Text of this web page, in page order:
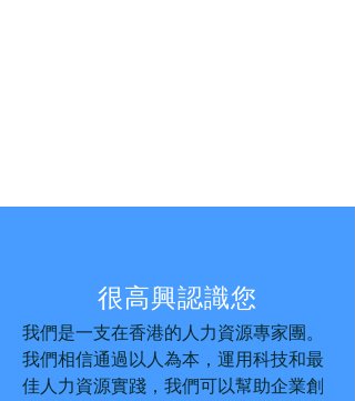
很高興認識您
我們是一支在香港的人力資源專家團。
我們相信通過以人為本，運用科技和最
佳人力資源實踐，我們可以幫助企業創